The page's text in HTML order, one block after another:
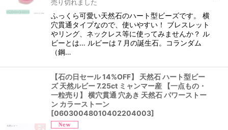
売り切れました
ふっくら可愛い天然石のハート型ビーズです。 横
穴貫通タイプなので、使いやすい！ ブレスレット
やリング、ネックレス等に使ってみませんか？ ル
ビーとは… ルビーは７月の誕生石。コランダム
（鋼…
【石の日セール 14%OFF】 天然石 ハート型ビー
ズ 天然ルビー 7.25ct ミャンマー産 【一点もの・
一粒売り】 横穴貫通 穴あき 天然石 パワーストー
ン カラーストーン
[06030048010402204003]